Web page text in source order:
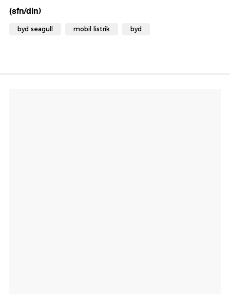
(sfn/din)
byd seagull mobil listrik byd